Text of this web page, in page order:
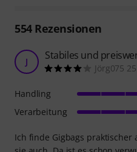
554Rezensionen
J Stabiles und
Jörg075
Ich finde Gigbags
Handling
Verarbeitung